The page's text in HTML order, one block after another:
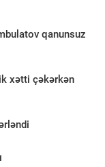
qanunsuz
xətti çəkərkən